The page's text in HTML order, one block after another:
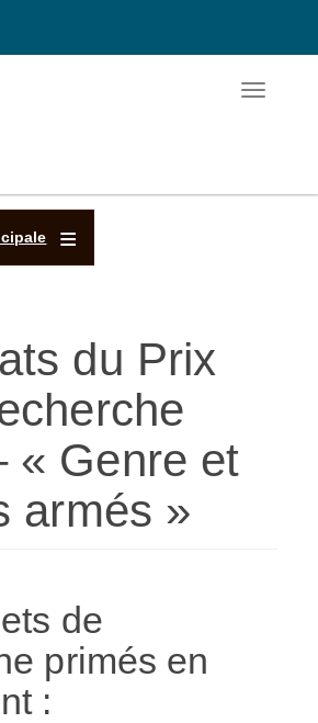
Toggle
du Prix
« Genre et
armés »
de
primés en
: